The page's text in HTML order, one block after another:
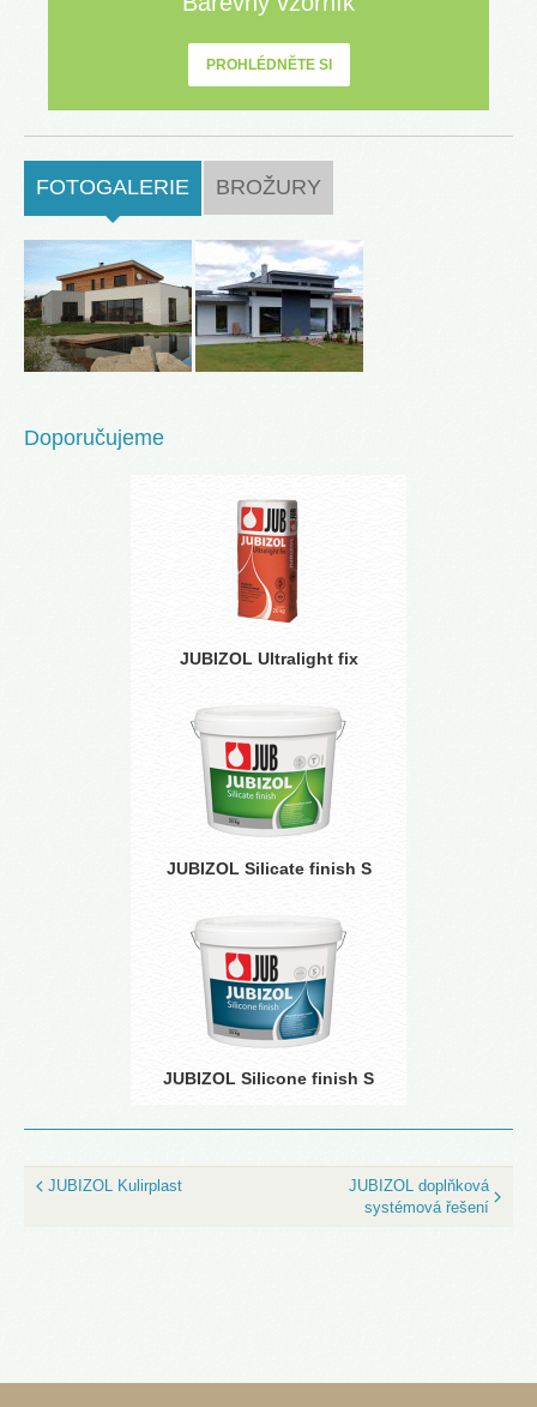
PROHLÉDNĚTE SI
FOTOGALERIE (ACTIVE TAB)
BROŽURY
Doporučujeme
JUBIZOL Ultralight fix
JUBIZOL Silicate finish S
JUBIZOL Silicone finish S
JUBIZOL Kulirplast
JUBIZOL doplňková
systémová řešení